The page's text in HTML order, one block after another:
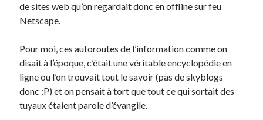
littleceltdansComment j’ai opéré ma vélorution toute personnelle
Anthonydans
personnelle
Commentaires récents
Entretien ménagerdansT’as vu quoi ? #52
de sites web qu’on regardait donc en offline sur feu
Netscape.
Pour moi, ces autoroutes de l’information comme on
disait à l’époque, c’était une véritable encyclopédie en
ligne ou l’on trouvait tout le savoir (pas de skyblogs
donc :P) et on pensait à tort que tout ce qui sortait des
tuyaux étaient parole d’évangile.